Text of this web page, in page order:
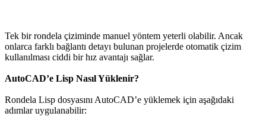
Tek bir rondela çiziminde manuel yöntem yeterli olabilir. Ancak
onlarca farklı bağlantı detayı bulunan projelerde otomatik çizim
kullanılması ciddi bir hız avantajı sağlar.
AutoCAD’e Lisp Nasıl Yüklenir?
Rondela Lisp dosyasını AutoCAD’e yüklemek için aşağıdaki
adımlar uygulanabilir: